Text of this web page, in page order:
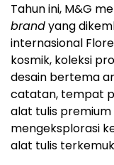
Tahun ini, M&G
brandyang
internasional
kosmik, koleksi
desain bertema
catatan, tempat
alat tulis premium
mengeksplorasi
alat tulis